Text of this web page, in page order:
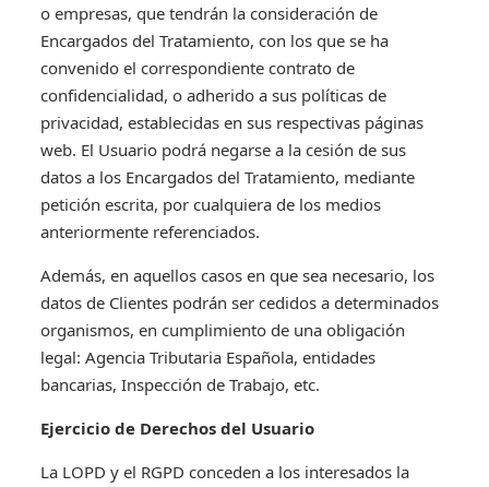
o empresas, que tendrán la consideración de
Encargados del Tratamiento, con los que se ha
convenido el correspondiente contrato de
confidencialidad, o adherido a sus políticas de
privacidad, establecidas en sus respectivas páginas
web. El Usuario podrá negarse a la cesión de sus
datos a los Encargados del Tratamiento, mediante
petición escrita, por cualquiera de los medios
anteriormente referenciados.
Además, en aquellos casos en que sea necesario, los
datos de Clientes podrán ser cedidos a determinados
organismos, en cumplimiento de una obligación
legal: Agencia Tributaria Española, entidades
bancarias, Inspección de Trabajo, etc.
Ejercicio de Derechos del Usuario
La LOPD y el RGPD conceden a los interesados la